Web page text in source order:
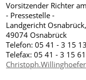
Vorsitzender Richter
- Pressestelle -
Landgericht
49074 Osnabrück
Telefon: 05 41 - 3 15
Telefax: 05 41 - 3 15